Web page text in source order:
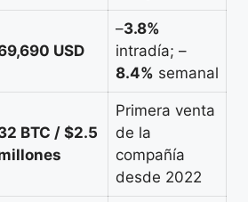
USD
–3.8%
intradía; –
8.4% semanal
BTC / $2.5
Primera venta
de la
compañía
desde 2022